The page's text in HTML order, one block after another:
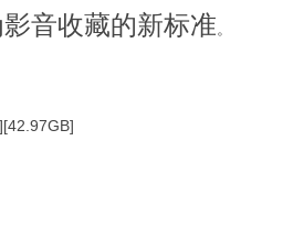
音收藏的新标准。